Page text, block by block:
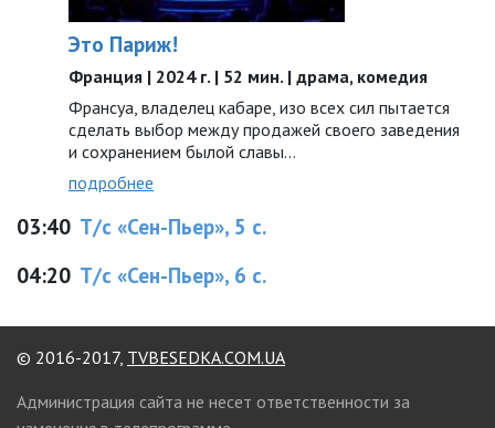
Это Париж!
Франция | 2024 г. | 52 мин. | драма, комедия
Франсуа, владелец кабаре, изо всех сил пытается
сделать выбор между продажей своего заведения
и сохранением былой славы…
подробнее
03:40 Т/с «Сен-Пьер», 5 с.
04:20 Т/с «Сен-Пьер», 6 с.
© 2016-2017, TVBESEDKA.COM.UA
Администрация сайта не несет ответственности за